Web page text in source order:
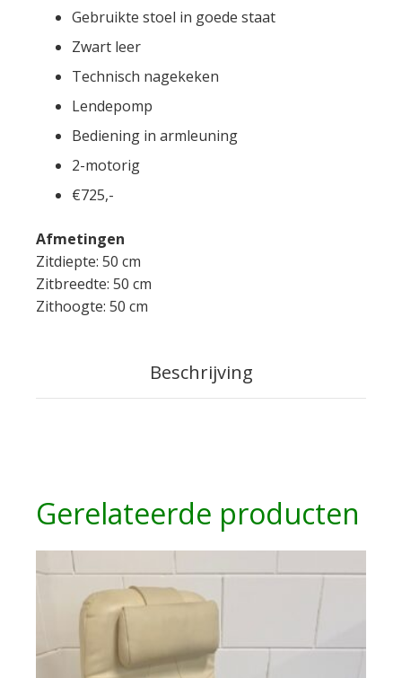
Gebruikte stoel in goede staat
Zwart leer
Technisch nagekeken
Lendepomp
Bediening in armleuning
2-motorig
€725,-
Afmetingen
Zitdiepte: 50 cm
Zitbreedte: 50 cm
Zithoogte: 50 cm
Beschrijving
Gerelateerde producten